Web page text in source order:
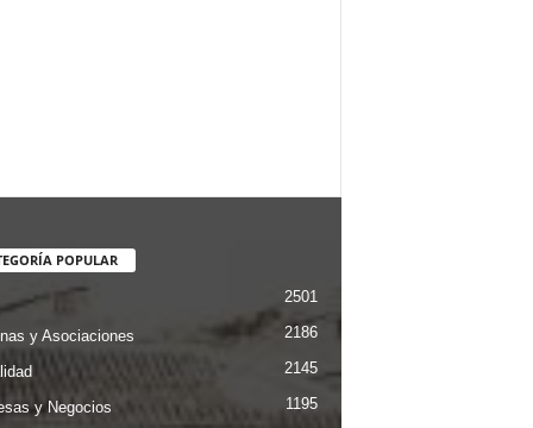
POPULAR
2501
y Asociaciones 2186
2145
y Negocios 1195